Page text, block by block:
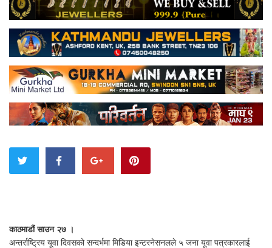
काठमाडौं साउन २७ ।
अन्तर्राष्ट्रिय यूवा दिवसको सन्दर्भमा मिडिया इन्टरनेसनलले ५ जना यूवा पत्रकारलाई